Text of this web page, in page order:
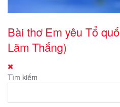
Bài thơ Em yêu Tổ
Lãm Thắng)
Tìm kiếm